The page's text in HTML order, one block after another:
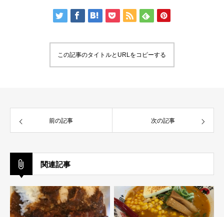
この記事のタイトルとURLをコピーする
前の記事 次の記事
関連記事